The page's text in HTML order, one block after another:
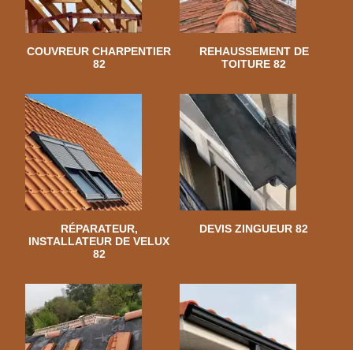
COUVREUR CHARPENTIER
82
REHAUSSEMENT DE
TOITURE 82
RÉPARATEUR,
INSTALLATEUR DE VELUX
82
DEVIS ZINGUEUR 82